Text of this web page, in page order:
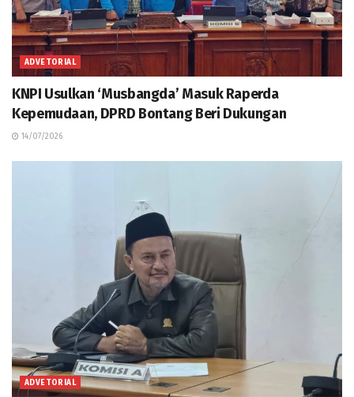
ADVETORIAL
KNPI Usulkan ‘Musbangda’ Masuk Raperda
Kepemudaan, DPRD Bontang Beri Dukungan
14/07/2026
ADVETORIAL